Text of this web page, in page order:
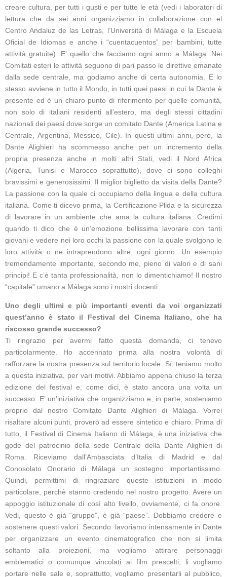
creare cultura, per tutti i gusti e per tutte le età (vedi i laboratori di
lettura che da sei anni organizziamo in collaborazione con el
Centro Andaluz de las Letras, l’Università di Málaga e la Escuela
Oficial de Idiomas e anche i “cuentacuentos” per bambini, tutte
attività gratuite). E’ quello che facciamo ogni anno a Málaga. Nei
Comitati esteri le attività seguono di pari passo le direttive emanate
dalla sede centrale, ma godiamo anche di certa autonomia. E lo
stesso avviene in tutto il Mondo, in tutti quei paesi in cui la Dante è
presente ed è un chiaro punto di riferimento per quelle comunità,
non solo di italiani residenti all’estero, ma degli stessi cittadini
nazionali dei paesi dove sorge un comitato Dante (America Latina e
Centrale, Argentina, Messico, Cile). In questi ultimi anni, però, la
Dante Alighieri ha scommesso anche per un incremento della
propria presenza anche in molti altri Stati, vedi il Nord Africa
(Algeria, Tunisi e Marocco soprattutto), dove ci sono colleghi
bravissimi e generosissimi. Il miglior biglietto da visita della Dante?
La passione con la quale ci occupiamo della lingua e della cultura
italiana. Come ti dicevo prima, la Certificazione Plida e la sicurezza
di lavorare in un ambiente che ama la cultura italiana. Credimi
quando ti dico che è un’emozione bellissima lavorare con tanti
giovani e vedere nei loro occhi la passione con la quale svolgono le
loro attività o ne intraprendono altre, ogni giorno. Un esempio
tremendamente importante, secondo me, pieno di valori e di sani
principi! E c’è tanta professionalità, non lo dimentichiamo! Il nostro
“capitale” umano a Málaga sono i nostri docenti.
Uno degli ultimi e più importanti eventi da voi organizzati
quest’anno è stato il Festival del Cinema Italiano, che ha
riscosso grande successo?
Ti ringrazio per avermi fatto questa domanda, ci tenevo
particolarmente. Ho accennato prima alla nostra volontà di
rafforzare la nostra presenza sul territorio locale. Sí, teniamo molto
a questa iniziativa, per vari motivi. Abbiamo appena chiuso la terza
edizione del festival e, come dici, è stato ancora una volta un
successo. E’ un’iniziativa che organizziamo e, in parte, sosteniamo
proprio dal nostro Comitato Dante Alighieri di Málaga. Vorrei
risaltare alcuni punti, proverò ad essere sintetico e chiaro. Prima di
tutto, il Festival di Cinema Italiano di Málaga, è una iniziativa che
gode del patrocinio della sede Centrale della Dante Alighieri di
Roma. Riceviamo dall’Ambasciata d’Italia di Madrid e dal
Conosolato Onorario di Málaga un sostegno importantissimo.
Quindi, permittimi di ringraziare queste istituzioni in modo
particolare, perchè stanno credendo nel nostro progetto. Avere un
appoggio istituzionale di così alto livello, ovviamente, ci fa onore.
Vedi, questo è già “gruppo”, è già “paese”. Dobbiamo credere e
sostenere questi valori. Secondo: lavoriamo intensamente in Dante
per organizzare un evento cinematografico che non si limita
soltanto alla proiezioni, ma vogliamo attirare personaggi
emblematici o comunque vincolati ai film prescelti, li vogliamo
portare nelle sale e, soprattutto, vogliamo presentarli al pubblico,